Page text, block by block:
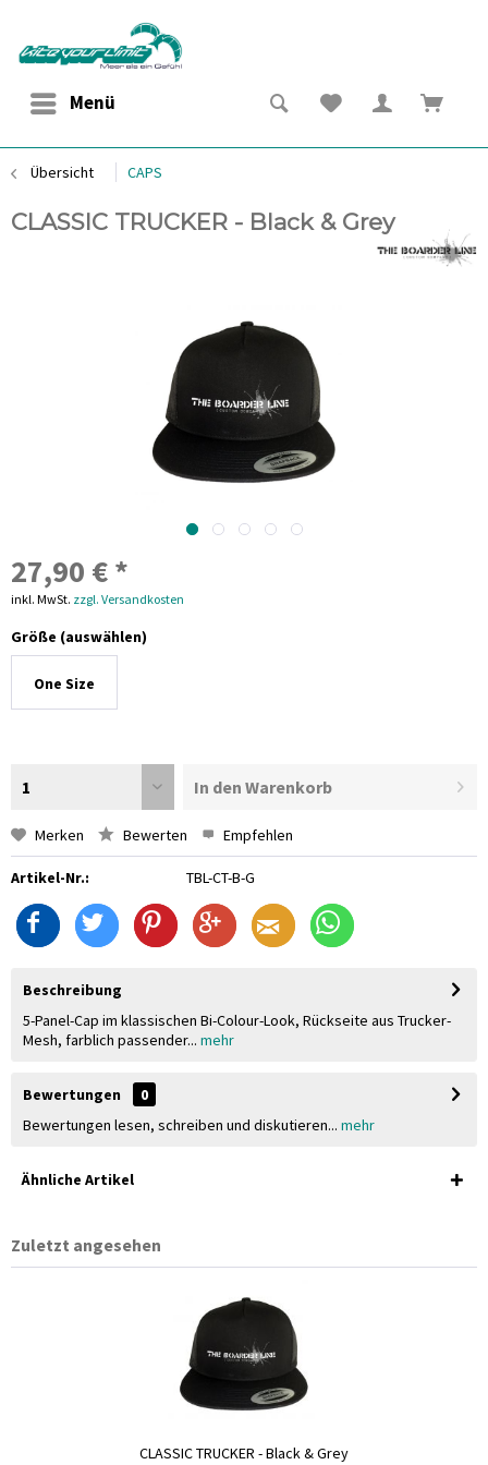
Menü
Übersicht CAPS
CLASSIC TRUCKER - Black & Grey
27,90 € *
inkl. MwSt. zzgl. Versandkosten
Größe (auswählen)
One Size
1 In den Warenkorb
Merken Bewerten Empfehlen
Artikel-Nr.: TBL-CT-B-G
Beschreibung
5-Panel-Cap im klassischen Bi-Colour-Look, Rückseite aus Trucker-
Mesh, farblich passender... mehr
Bewertungen
0
Bewertungen lesen, schreiben und diskutieren... mehr
Ähnliche Artikel
Zuletzt angesehen
CLASSIC TRUCKER - Black & Grey